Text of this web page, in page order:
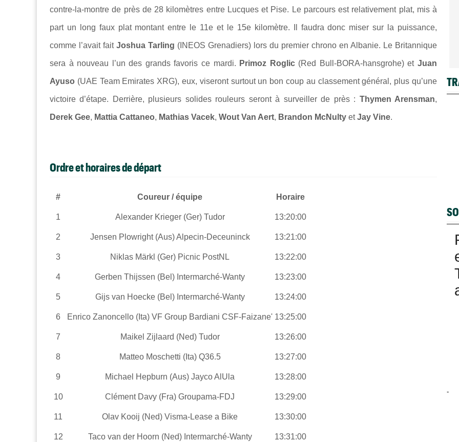
contre-la-montre de près de 28 kilomètres entre Lucques et Pise. Le parcours est relativement plat, mis à
part un long faux plat montant entre le 11e et le 15e kilomètre. Il faudra donc miser sur la puissance,
comme l’avait fait Joshua Tarling (INEOS Grenadiers) lors du premier chrono en Albanie. Le Britannique
sera à nouveau l’un des grands favoris ce mardi. Primoz Roglic(Red Bull-BORA-hansgrohe) etJuan
Ayuso (UAE Team Emirates XRG), eux, viseront surtout un bon coup au classement général, plus qu’une
victoire d’étape. Derrière, plusieurs solides rouleurs seront à surveiller de près : Thymen Arensman,
Derek Gee, Mattia Cattaneo, Mathias Vacek, Wout Van Aert, Brandon McNulty etJay Vine.
Ordre et horaires de départ
# Coureur / équipe Horaire
1 Alexander Krieger (Ger) Tudor 13:20:00
2 Jensen Plowright (Aus) Alpecin-Deceuninck 13:21:00
3 Niklas Märkl (Ger) Picnic PostNL 13:22:00
4 Gerben Thijssen (Bel) Intermarché-Wanty 13:23:00
5 Gijs van Hoecke (Bel) Intermarché-Wanty 13:24:00
6 Enrico Zanoncello (Ita) VF Group Bardiani CSF-Faizane' 13:25:00
7 Maikel Zijlaard (Ned) Tudor 13:26:00
8 Matteo Moschetti (Ita) Q36.5 13:27:00
9 Michael Hepburn (Aus) Jayco AlUla 13:28:00
10 Clément Davy (Fra) Groupama-FDJ 13:29:00
11 Olav Kooij (Ned) Visma-Lease a Bike 13:30:00
12 Taco van der Hoorn (Ned) Intermarché-Wanty 13:31:00
-